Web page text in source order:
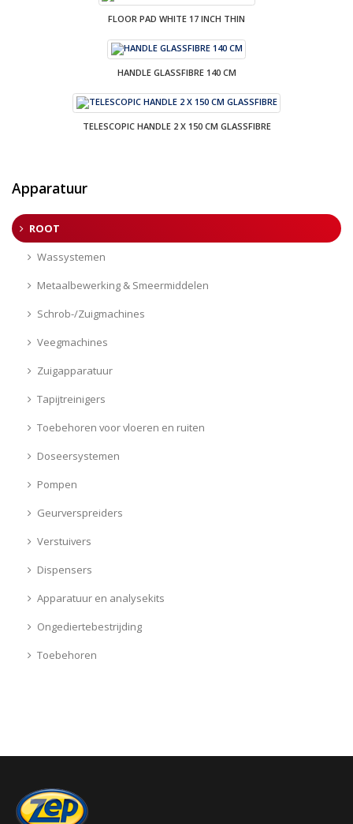
FLOOR PAD WHITE 17 INCH THIN
HANDLE GLASSFIBRE 140 CM
TELESCOPIC HANDLE 2 X 150 CM GLASSFIBRE
Apparatuur
ROOT
Wassystemen
Metaalbewerking & Smeermiddelen
Schrob-/Zuigmachines
Veegmachines
Zuigapparatuur
Tapijtreinigers
Toebehoren voor vloeren en ruiten
Doseersystemen
Pompen
Geurverspreiders
Verstuivers
Dispensers
Apparatuur en analysekits
Ongediertebestrijding
Toebehoren